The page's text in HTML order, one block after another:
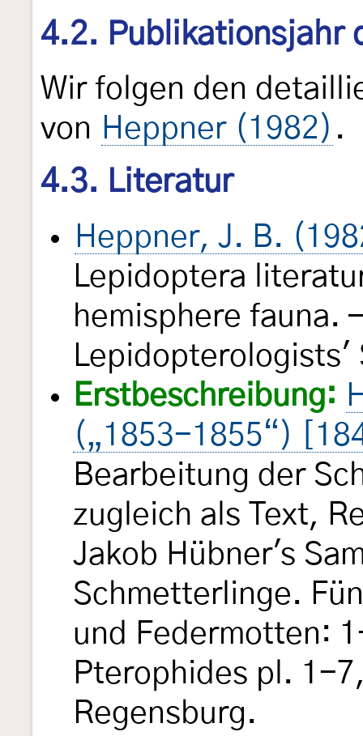
4.2. Publikationsjahr
Wir folgen den
von Heppner (1982) .
4.3. Literatur
Heppner, J. B.
Lepidoptera
hemisphere fauna.
Erstbeschreibung:
(„1853-1855“)
Bearbeitung der
zugleich als Text,
Jakob Hübner's
Schmetterlinge.
und Federmotten:
Pterophides pl. 1-
Regensburg.